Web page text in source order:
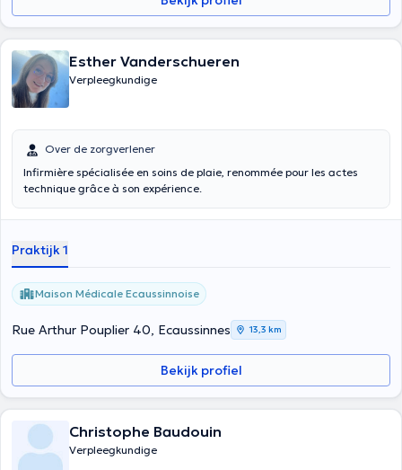
Esther Vanderschueren
Verpleegkundige
Over de zorgverlener
Infirmière spécialisée en soins de plaie, renommée pour les actes
technique grâce à son expérience.
Praktijk 1
Maison Médicale Ecaussinnoise
Rue Arthur Pouplier 40, Ecaussinnes 13,3 km
Bekijk profiel
Christophe Baudouin
Verpleegkundige